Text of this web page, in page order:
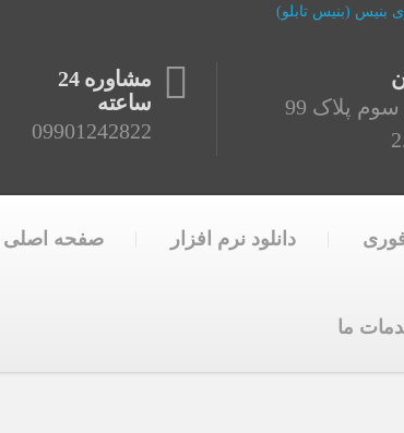
نبش نگارستان سوم پلاک 99
مشاوره 24
ساعته
09901242822
دانلود نرم افزار صفحه اصلی
ما